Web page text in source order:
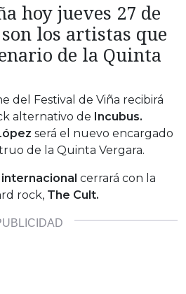
hoy jueves 27 de
los artistas que
de la Quinta
del Festival de Viña recibirá
alternativo de Incubus.
será el nuevo encargado
de la Quinta Vergara.
internacional cerrará con la
rock, The Cult.